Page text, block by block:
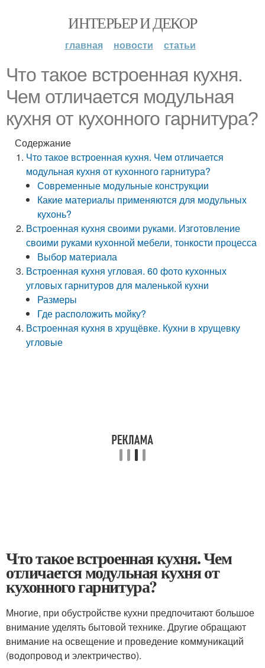
ИНТЕРЬЕР И ДЕКОР
главная новости статьи
Что такое встроенная кухня.
Чем отличается модульная
кухня от кухонного гарнитура?
Содержание
Что такое встроенная кухня. Чем отличается
модульная кухня от кухонного гарнитура?
Современные модульные конструкции
Какие материалы применяются для модульных
кухонь?
Встроенная кухня своими руками. Изготовление
своими руками кухонной мебели, тонкости процесса
Выбор материала
Встроенная кухня угловая. 60 фото кухонных
угловых гарнитуров для маленькой кухни
Размеры
Где расположить мойку?
Встроенная кухня в хрущёвке. Кухни в хрущевку
угловые
Что такое встроенная кухня. Чем
отличается модульная кухня от
кухонного гарнитура?
Многие, при обустройстве кухни предпочитают большое
внимание уделять бытовой технике. Другие обращают
внимание на освещение и проведение коммуникаций
(водопровод и электричество).